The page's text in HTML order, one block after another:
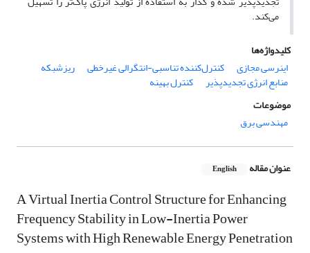
می‌کند.
کلیدواژه‌ها
اینرسی مجازی
کنترل‌کننده تناسبی-انتگرالی غیرخطی ریزشبکه‌
منابع انرژی تجدیدپذیر
کنترل بهینه
موضوعات
مهندسی برق
عنوان مقاله English
A Virtual Inertia Control Structure for Enhancing
Frequency Stability in Low-Inertia Power
Systems with High Renewable Energy Penetration